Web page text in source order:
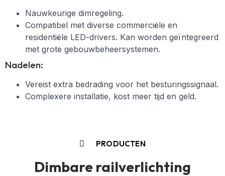
Nauwkeurige dimregeling.
Compatibel met diverse commerciële en
residentiële LED-drivers. Kan worden geïntegreerd
met grote gebouwbeheersystemen.
Nadelen:
Vereist extra bedrading voor het besturingssignaal.
Complexere installatie, kost meer tijd en geld.
PRODUCTEN
Dimbare railverlichting